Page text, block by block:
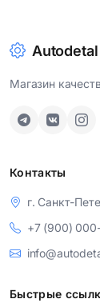
Autodetal
Магазин
Контакты
г. Санкт-
+7 (900)
Быстрые